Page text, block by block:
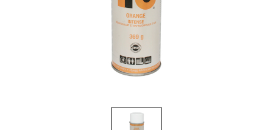
Microfibres et linges divers